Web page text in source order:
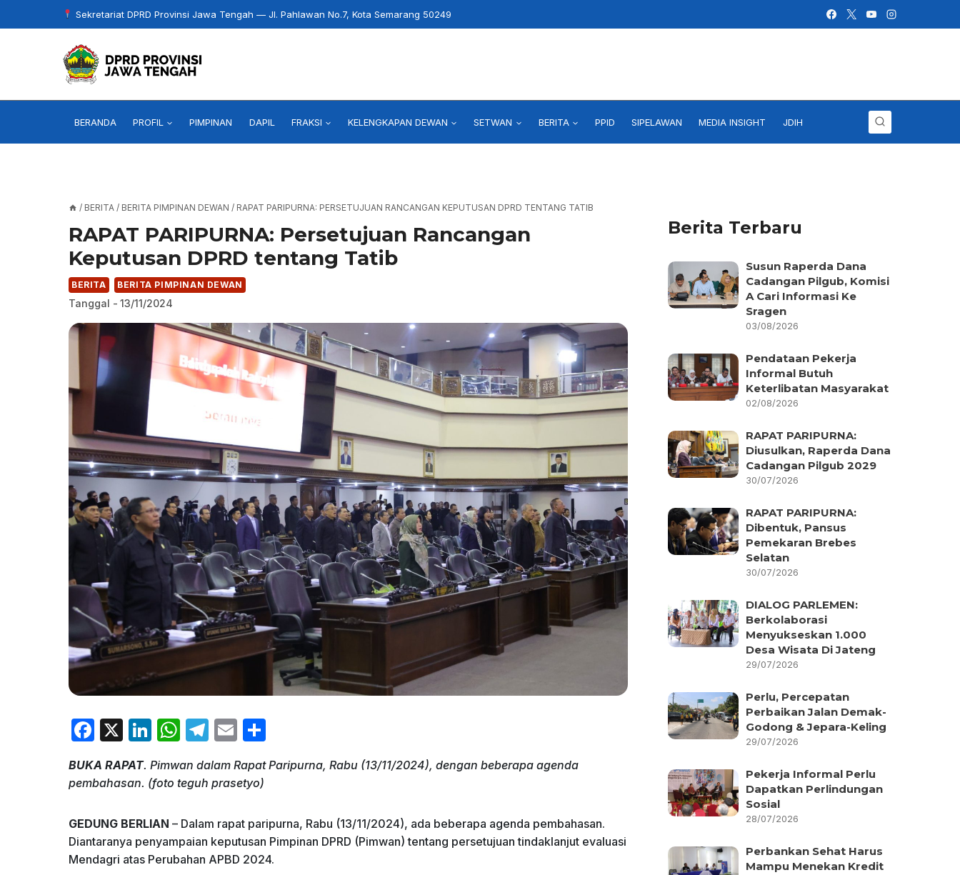
to
Sekretariat DPRD Provinsi Jawa Tengah — Jl. Pahlawan No.7, Kota Semarang 50249
BERANDA PROFIL PIMPINAN DAPIL FRAKSI KELENGKAPAN DEWAN SETWAN BERITA PPID SIPELAWAN MEDIA INSIGHT JDIH
/ BERITA / BERITA PIMPINAN DEWAN / RAPAT PARIPURNA: PERSETUJUAN RANCANGAN KEPUTUSAN DPRD TENTANG TATIB
RAPAT PARIPURNA: Persetujuan Rancangan
Keputusan DPRD tentang Tatib
BERITA BERITA PIMPINAN DEWAN
Tanggal - 13/11/2024
F
c
b
o
o
X
Li
k
e
dI
n
W
at
s
A
p
p
T
e
gr
a
m
E
ai ar
BUKA RAPAT. Pimwan dalam Rapat Paripurna, Rabu (13/11/2024), dengan beberapa agenda
pembahasan. (foto teguh prasetyo)
GEDUNG BERLIAN – Dalam rapat paripurna, Rabu (13/11/2024), ada beberapa agenda pembahasan.
Diantaranya penyampaian keputusan Pimpinan DPRD (Pimwan) tentang persetujuan tindaklanjut evaluasi
Mendagri atas Perubahan APBD 2024.
Berita Terbaru
Susun Raperda Dana
Cadangan Pilgub, Komisi
A Cari Informasi Ke
Sragen
03/08/2026
Pendataan Pekerja
Informal Butuh
Keterlibatan Masyarakat
02/08/2026
RAPAT PARIPURNA:
Diusulkan, Raperda Dana
Cadangan Pilgub 2029
30/07/2026
RAPAT PARIPURNA:
Dibentuk, Pansus
Pemekaran Brebes
Selatan
30/07/2026
DIALOG PARLEMEN:
Berkolaborasi
Menyukseskan 1.000
Desa Wisata Di Jateng
29/07/2026
Perlu, Percepatan
Perbaikan Jalan Demak-
Godong & Jepara-Keling
29/07/2026
Pekerja Informal Perlu
Dapatkan Perlindungan
Sosial
28/07/2026
Perbankan Sehat Harus
Mampu Menekan Kredit